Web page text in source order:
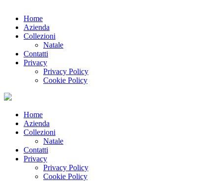
Home
Azienda
Collezioni
Natale
Contatti
Privacy
Privacy Policy
Cookie Policy
Home
Azienda
Collezioni
Natale
Contatti
Privacy
Privacy Policy
Cookie Policy